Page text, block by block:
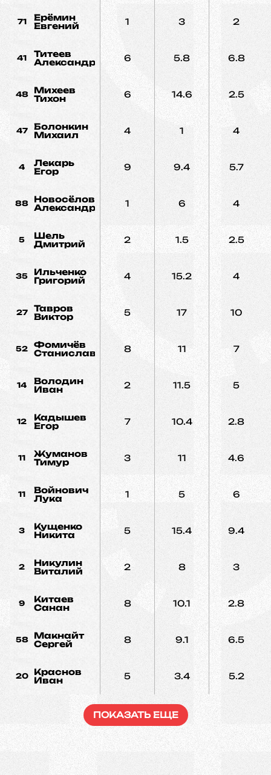
71
Ерёмин
Евгений
1 3 2
41
Титеев
Александр
6 5.8 6.8
48
Михеев
Тихон
6 14.6 2.5
47
Болонкин
Михаил
4 1 4
4
Лекарь
Егор
9 9.4 5.7
88
Новосёлов
Александр
1 6 4
5
Шель
Дмитрий
2 1.5 2.5
35
Ильченко
Григорий
4 15.2 4
27
Тавров
Виктор
5 17 10
52
Фомичёв
Станислав
8 11 7
14
Володин
Иван
2 11.5 5
12
Кадышев
Егор
7 10.4 2.8
11
Жуманов
Тимур
3 11 4.6
11
Войнович
Лука
1 5 6
3
Кущенко
Никита
5 15.4 9.4
2
Никулин
Виталий
2 8 3
9
Китаев
Санан
8 10.1 2.8
58
Макнайт
Сергей
8 9.1 6.5
20
Краснов
Иван
5 3.4 5.2
ПОКАЗАТЬ ЕЩЕ